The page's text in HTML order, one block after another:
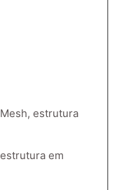
estrutura
em